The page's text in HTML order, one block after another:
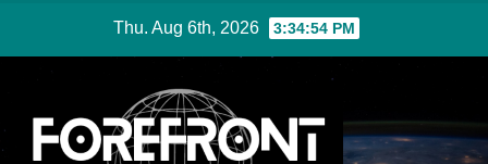
Thu. Aug 6th, 2026 3:34:54 PM